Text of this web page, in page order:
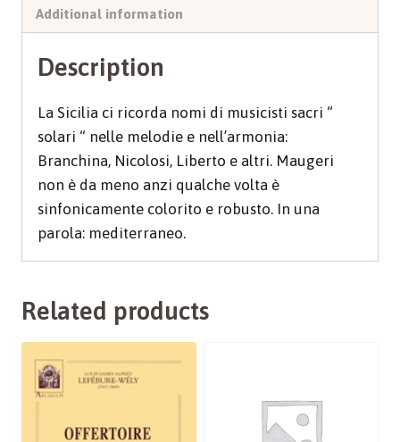
Additional information
Description
La Sicilia ci ricorda nomi di musicisti sacri “
solari “ nelle melodie e nell’armonia:
Branchina, Nicolosi, Liberto e altri. Maugeri
non è da meno anzi qualche volta è
sinfonicamente colorito e robusto. In una
parola: mediterraneo.
Related products